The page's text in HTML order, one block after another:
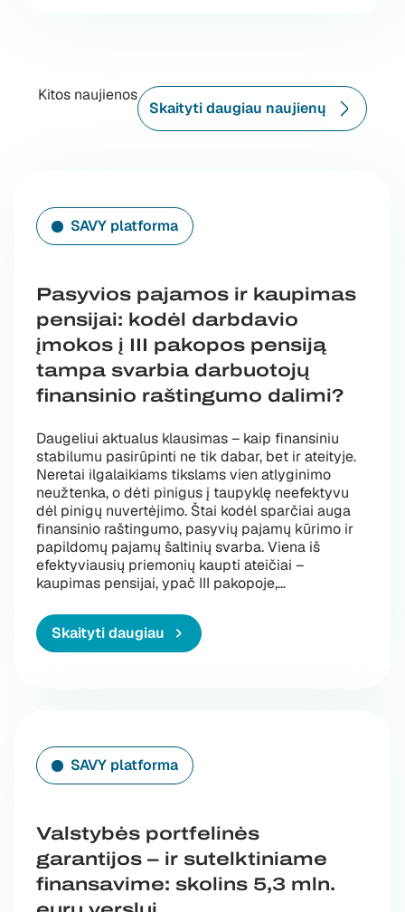
Kitos naujienos
Skaityti daugiau naujienų
SAVY platforma
Pasyvios pajamos ir kaupimas
pensijai: kodėl darbdavio
įmokos į III pakopos pensiją
tampa svarbia darbuotojų
finansinio raštingumo dalimi?
Daugeliui aktualus klausimas – kaip finansiniu
stabilumu pasirūpinti ne tik dabar, bet ir ateityje.
Neretai ilgalaikiams tikslams vien atlyginimo
neužtenka, o dėti pinigus į taupyklę neefektyvu
dėl pinigų nuvertėjimo. Štai kodėl sparčiai auga
finansinio raštingumo, pasyvių pajamų kūrimo ir
papildomų pajamų šaltinių svarba. Viena iš
efektyviausių priemonių kaupti ateičiai –
kaupimas pensijai, ypač III pakopoje,…„Pasyvios
Skaityti daugiau
SAVY platforma
Valstybės portfelinės
garantijos – ir sutelktiniame
finansavime: skolins 5,3 mln.